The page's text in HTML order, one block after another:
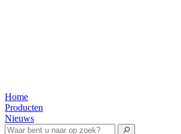
Home
Producten
Nieuws